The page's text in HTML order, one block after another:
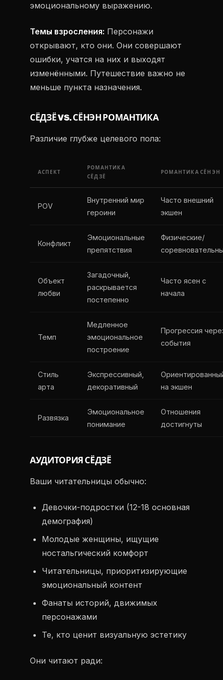
эмоциональному выражению.
Темы взросления: Персонажи
открывают, кто они. Они совершают
ошибки, учатся на них и выходят
изменёнными. Путешествие важно не
меньше пункта назначения.
СЁДЗЁ VS. СЁНЭН РОМАНТИКА
Различие глубже целевого пола:
АСПЕКТ
РОМАНТИКА
СЁДЗЁ
РОМАНТИКА СЁНЭН
POV
Внутренний мир
героини
Часто внешний
экшен
Конфликт
Эмоциональные
препятствия
Физические/
Объект
любви
Загадочный,
раскрывается
постепенно
Часто ясен с
начала
Темп
Медленное
эмоциональное
построение
Прогрессия
события
Стиль
арта
Экспрессивный,
декоративный
на экшен
Развязка
Эмоциональное
понимание
Отношения
достигнуты
АУДИТОРИЯ СЁДЗЁ
Ваши читательницы обычно:
Девочки-подростки (12-18 основная
демография)
Молодые женщины, ищущие
ностальгический комфорт
Читательницы, приоритизирующие
эмоциональный контент
Фанаты историй, движимых
персонажами
Те, кто ценит визуальную эстетику
Они читают ради: